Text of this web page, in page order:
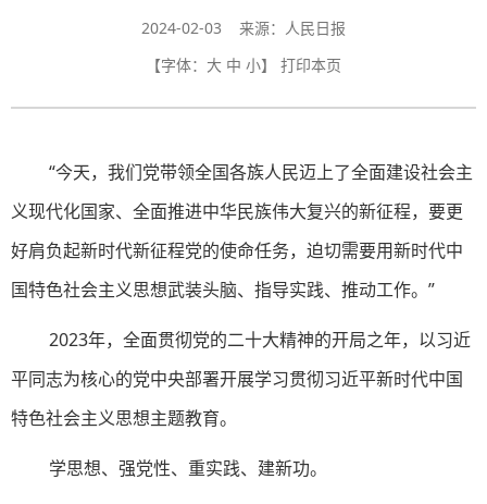
2024-02-03 来源：人民日报
【字体： 大 中 小】 打印本页
“今天，我们党带领全国各族人民迈上了全面建设社会主
义现代化国家、全面推进中华民族伟大复兴的新征程，要更
好肩负起新时代新征程党的使命任务，迫切需要用新时代中
国特色社会主义思想武装头脑、指导实践、推动工作。”
2023年，全面贯彻党的二十大精神的开局之年，以习近
平同志为核心的党中央部署开展学习贯彻习近平新时代中国
特色社会主义思想主题教育。
学思想、强党性、重实践、建新功。